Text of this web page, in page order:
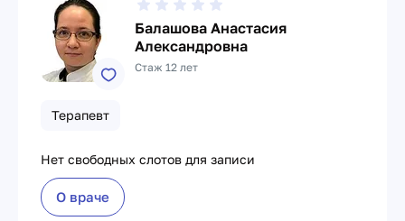
Балашова Анастасия
Александровна
Стаж 12 лет
Терапевт
Нет свободных слотов для записи
О враче